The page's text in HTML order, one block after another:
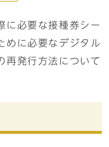
に必要な接種券シー
めに必要なデジタル
再発行方法について